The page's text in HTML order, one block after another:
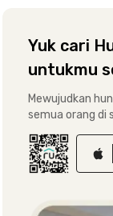
Yuk cari
untukmu
Mewujudkan
semua orang di